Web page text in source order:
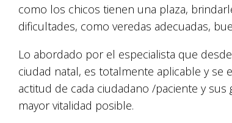
como los chicos tienen una plaza,
dificultades, como veredas adecuadas,
Lo abordado por el especialista que
ciudad natal, es totalmente aplicable y se
actitud de cada ciudadano /paciente y
mayor vitalidad posible.